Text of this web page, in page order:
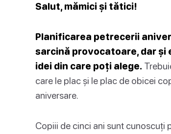
Salut, mămici și tătici!
Planificarea petrecerii
sarcină provocatoare, dar
idei din care poți alege.
care le plac și le plac de obicei
aniversare.
Copiii de cinci ani sunt cunoscuți